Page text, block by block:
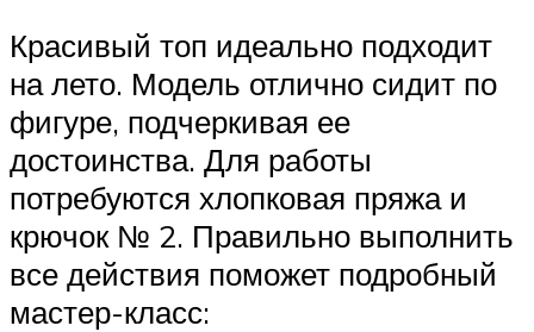
Красивый топ идеально подходит
на лето. Модель отлично сидит по
фигуре, подчеркивая ее
достоинства. Для работы
потребуются хлопковая пряжа и
крючок № 2. Правильно выполнить
все действия поможет подробный
мастер-класс: